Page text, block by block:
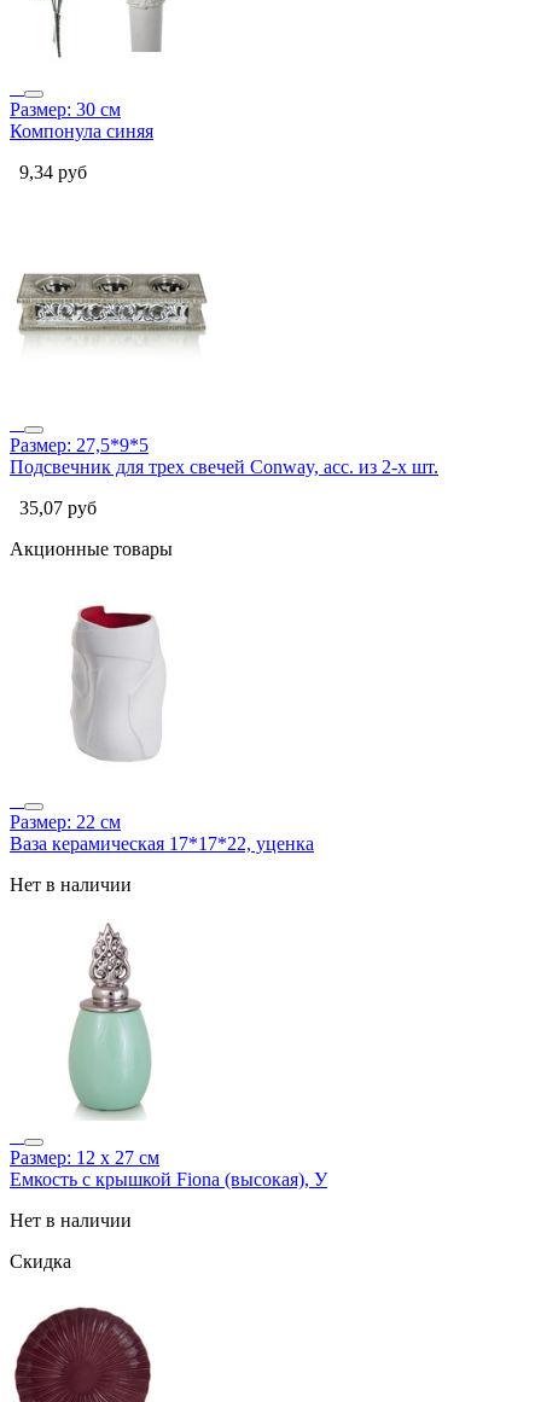
Размер: 30 см
Компонула синяя
9,34 руб
Размер: 27,5*9*5
Подсвечник для трех свечей Conway, асс. из 2-х шт.
35,07 руб
Акционные товары
Размер: 22 см
Ваза керамическая 17*17*22, уценка
Нет в наличии
Размер: 12 х 27 см
Емкость с крышкой Fiona (высокая), У
Нет в наличии
Скидка